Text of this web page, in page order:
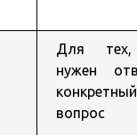
Для
нужен
конкретный
вопрос